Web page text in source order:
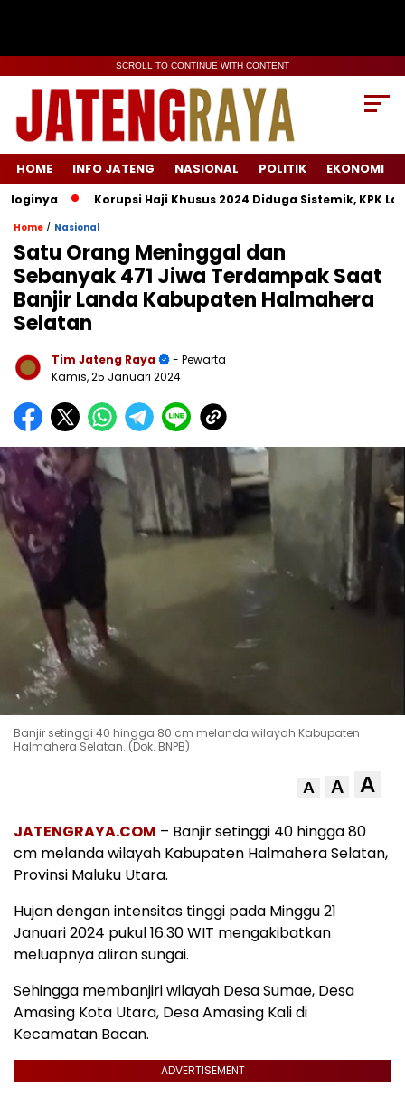
SCROLL TO CONTINUE WITH CONTENT
HOME INFO JATENG NASIONAL POLITIK EKONOMI
Korupsi Haji Khusus 2024 Diduga Sistemik, KPK Lacak
Home / Nasional
Satu Orang Meninggal dan
Sebanyak 471 Jiwa Terdampak Saat
Banjir Landa Kabupaten Halmahera
Selatan
Tim Jateng Raya
- Pewarta
Kamis, 25 Januari 2024
Banjir setinggi 40 hingga 80 cm melanda wilayah Kabupaten
Halmahera Selatan. (Dok. BNPB)
A A A
JATENGRAYA.COM – Banjir setinggi 40 hingga 80
cm melanda wilayah Kabupaten Halmahera Selatan,
Provinsi Maluku Utara.
Hujan dengan intensitas tinggi pada Minggu 21
Januari 2024 pukul 16.30 WIT mengakibatkan
meluapnya aliran sungai.
Sehingga membanjiri wilayah Desa Sumae, Desa
Amasing Kota Utara, Desa Amasing Kali di
Kecamatan Bacan.
ADVERTISEMENT